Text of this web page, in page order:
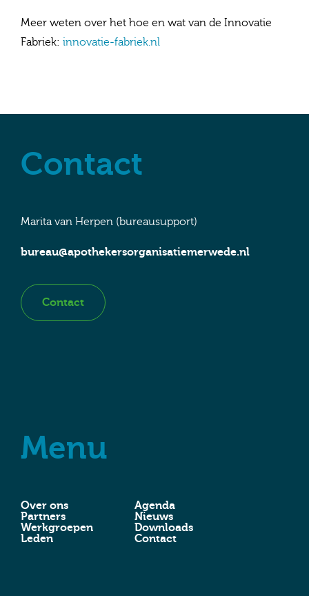
Meer weten over het hoe en wat van de Innovatie
Fabriek: innovatie-fabriek.nl
Contact
Marita van Herpen (bureausupport)
bureau@apothekersorganisatiemerwede.nl
Contact
Menu
Over ons
Partners
Werkgroepen
Leden
Agenda
Nieuws
Downloads
Contact